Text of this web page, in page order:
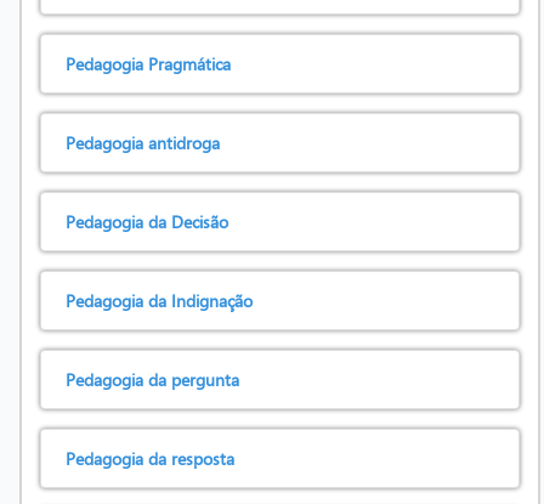
Pedagogia Pragmática
Pedagogia antidroga
Pedagogia da Decisão
Pedagogia da Indignação
Pedagogia da pergunta
Pedagogia da resposta